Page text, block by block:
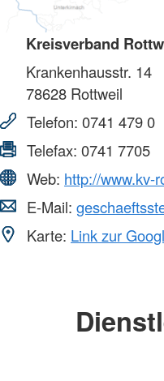
Kreisverband
Krankenhausstr. 14
78628 Rottweil
Telefon: 0741 479 0
Telefax: 0741 7705
Web: http://www.kv-
E-Mail:
Karte: Link zur